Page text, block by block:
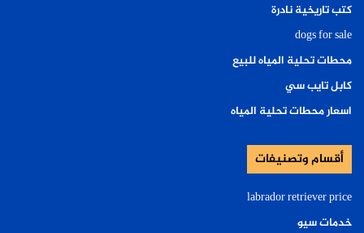
كتب تاريخية نادرة
dogs for sale
محطات تحلية المياه للبيع
كابل تايب سي
اسعار محطات تحلية المياه
أقسام وتصنيفات
labrador retriever price
خدمات سيو